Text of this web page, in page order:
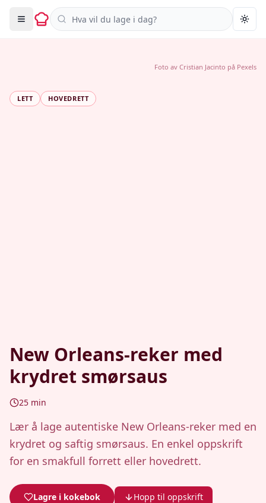
Søk i oppskrifter
LETT HOVEDRETT
New Orleans-reker med
krydret smørsaus
25 min
Lær å lage autentiske New Orleans-reker med en
krydret og saftig smørsaus. En enkel oppskrift
for en smakfull forrett eller hovedrett.
Lagre i kokebok Hopp til oppskrift
Foto av Cristian Jacinto på Pexels